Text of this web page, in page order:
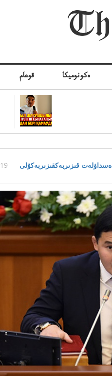
قوعام ەكونوميكا
ەسداۋلەت قىزىربەكقىزىربەكۇلى 19 اقپان, 2018 ساعات 12:51